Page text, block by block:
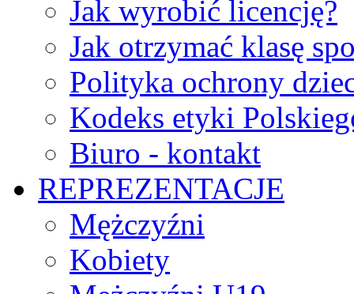
Jak wyrobić licencję?
Jak otrzymać klasę
Polityka ochrony
Kodeks etyki
Biuro - kontakt
REPREZENTACJE
Mężczyźni
Kobiety